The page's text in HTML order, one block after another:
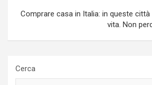
Comprare casa in Italia: in queste città
vita. Non
Cerca